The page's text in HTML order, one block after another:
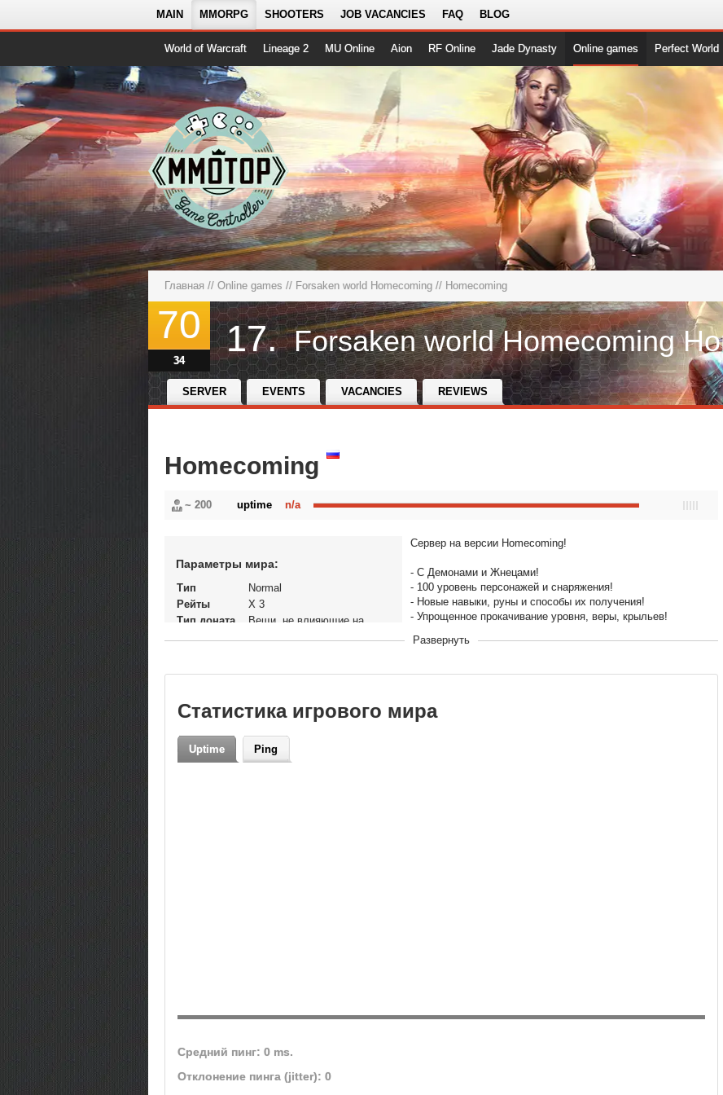
MAIN MMORPG SHOOTERS JOB VACANCIES FAQ BLOG
World of Warcraft Lineage 2 MU Online Aion RF Online Jade Dynasty Online games Perfect World
Главная // Online games // Forsaken world Homecoming // Homecoming
70
34
17.
SERVER EVENTS VACANCIES REVIEWS
Homecoming
~ 200 n/a
uptime
Параметры мира:
Тип
Normal
Рейты
X 3
Тип доната
Вещи, не влияющие на
Сервер на версии Homecoming!
- С Демонами и Жнецами!
- 100 уровень персонажей и снаряжения!
- Новые навыки, руны и способы их получения!
- Упрощенное прокачивание уровня, веры, крыльев!
- Упрощенная добыча снаряжения, золота, камней, рун и
- Упрощенная прокачка профессий!
Развернуть
Статистика игрового мира
Uptime Ping
Средний пинг: 0 ms.
Отклонение пинга (jitter): 0